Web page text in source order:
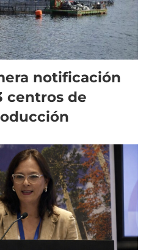
notificación
centros de